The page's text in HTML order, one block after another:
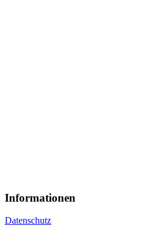
Informationen
Datenschutz